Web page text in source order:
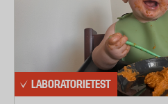
LABORATORIETEST